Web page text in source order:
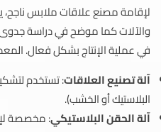
لإقامة مصنع علاقات ملابس
والآلات كما موضح في دراسة
في عملية الإنتاج بشكل فعال.
آلة تصنيع العلاقات: تستخدم
البلاستيك أو الخشب).
آلة الحقن البلاستيكي: مخصصة